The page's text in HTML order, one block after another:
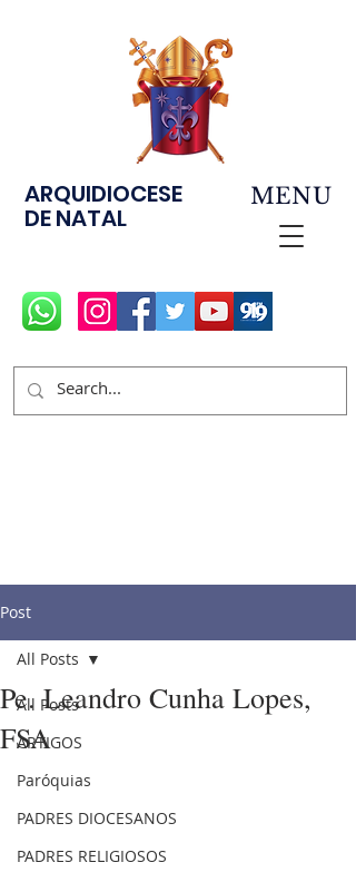
ARQUIDIOCESE
DE NATAL
MENU
Post
All Posts
ARTIGOS
Paróquias
PADRES DIOCESANOS
PADRES RELIGIOSOS
All Posts
Pe. Leandro Cunha Lopes,
FSA